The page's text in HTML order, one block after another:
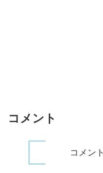
コメント
コメン